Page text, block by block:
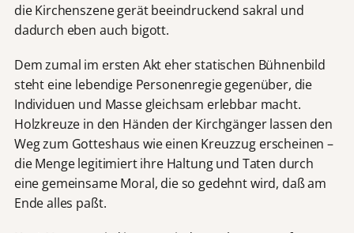
die Kirchenszene gerät beeindruckend sakral und
dadurch eben auch bigott.
Dem zumal im ersten Akt eher statischen Bühnenbild
steht eine lebendige Personenregie gegenüber, die
Individuen und Masse gleichsam erlebbar macht.
Holzkreuze in den Händen der Kirchgänger lassen den
Weg zum Gotteshaus wie einen Kreuzzug erscheinen –
die Menge legitimiert ihre Haltung und Taten durch
eine gemeinsame Moral, die so gedehnt wird, daß am
Ende alles paßt.